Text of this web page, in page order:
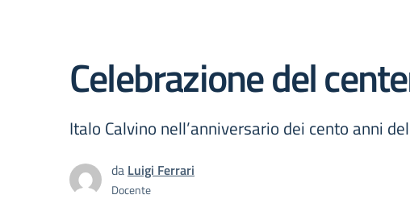
Celebrazione del
Italo Calvino nell’anniversario dei cento anni
da Luigi Ferrari
Docente